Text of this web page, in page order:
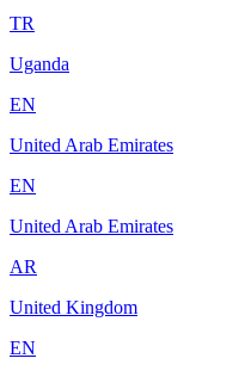
TR
Uganda
EN
United Arab Emirates
EN
United Arab Emirates
AR
United Kingdom
EN